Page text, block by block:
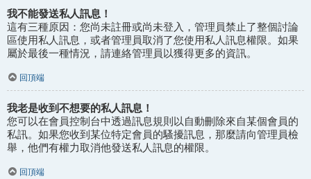
我不能發送私人訊息！
這有三種原因：您尚未註冊或尚未登入，管理員禁止了整個討論
區使用私人訊息，或者管理員取消了您使用私人訊息權限。如果
屬於最後一種情況，請連絡管理員以獲得更多的資訊。
回頂端
我老是收到不想要的私人訊息！
您可以在會員控制台中透過訊息規則以自動刪除來自某個會員的
私訊。如果您收到某位特定會員的騷擾訊息，那麼請向管理員檢
舉，他們有權力取消他發送私人訊息的權限。
回頂端